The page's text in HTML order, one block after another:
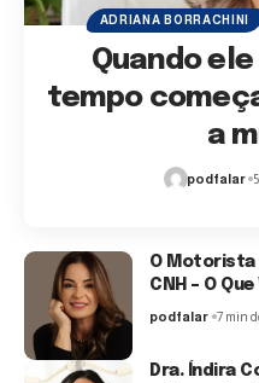
ADRIANA BORRACHINI
Quando
tempo
a
podfalar
O Motorista
CNH – O
podfalar 7 min
Dra. Índira